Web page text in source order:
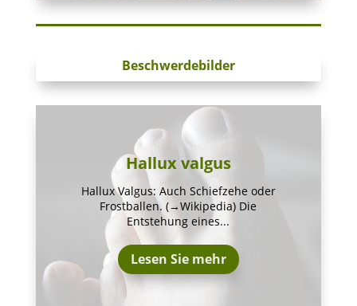
Beschwerdebilder
Hallux valgus
Hallux Valgus: Auch Schiefzehe oder
Frostballen. (→Wikipedia) Die
Entstehung eines...
Lesen Sie mehr